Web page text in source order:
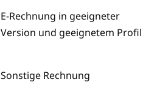
E-Rechnung in geeigneter
Version und geeignetem Profil
Sonstige Rechnung